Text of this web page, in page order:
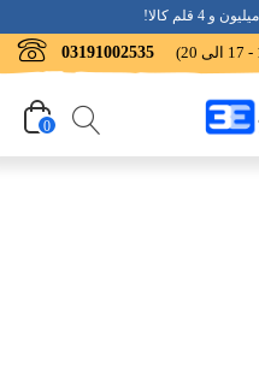
03191002535
0